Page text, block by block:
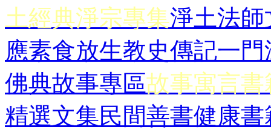
土經典淨宗專集淨土法師
應素食放生教史傳記一門
佛典故事專區故事寓言書
精選文集民間善書健康書